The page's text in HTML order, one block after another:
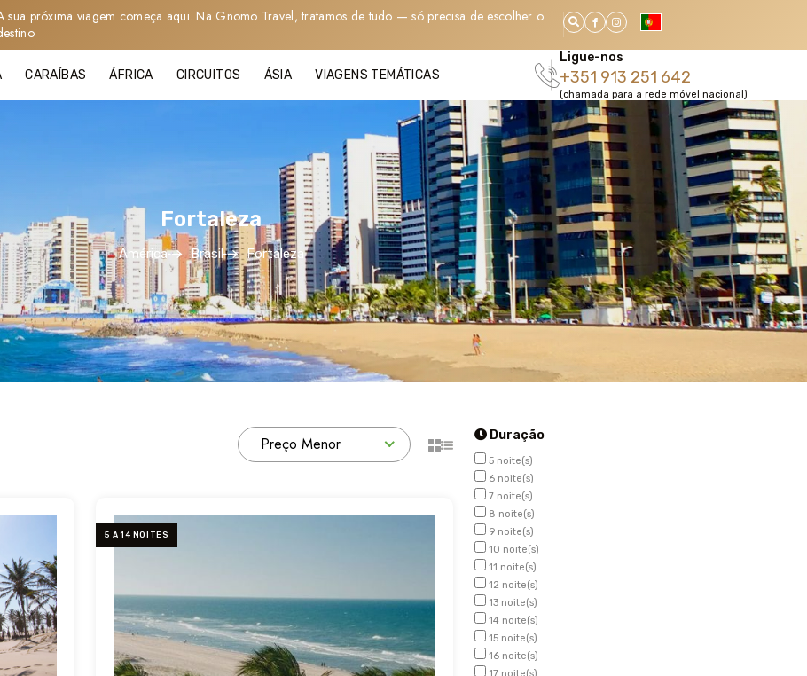
sua próxima viagem começa aqui. Na Gnomo Travel, tratamos de tudo — só precisa de escolher o
CARAÍBAS ÁFRICA CIRCUITOS ÁSIA VIAGENS TEMÁTICAS
Ligue-nos
+351 913 251 642
(chamada para a rede móvel nacional)
Fortaleza
América Brasil Fortaleza
Preço Menor
5 A 14 NOITES
Duração
5 noite(s)
6 noite(s)
7 noite(s)
8 noite(s)
9 noite(s)
10 noite(s)
11 noite(s)
12 noite(s)
13 noite(s)
14 noite(s)
15 noite(s)
16 noite(s)